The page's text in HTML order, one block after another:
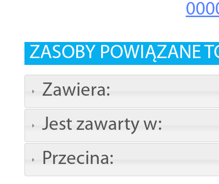
ZASOBY POWIĄZANE
Zawiera:
Jest zawarty w:
Przecina: